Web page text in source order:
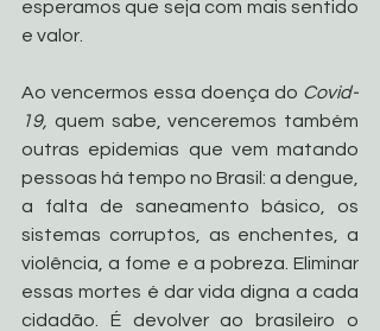
esperamos que seja com mais sentido
e valor.
Ao vencermos essa doença do Covid-
19, quem sabe, venceremos também
outras epidemias que vem matando
pessoas há tempo no Brasil: a dengue,
a falta de saneamento básico, os
sistemas corruptos, as enchentes, a
violência, a fome e a pobreza. Eliminar
essas mortes é dar vida digna a cada
cidadão. É devolver ao brasileiro o